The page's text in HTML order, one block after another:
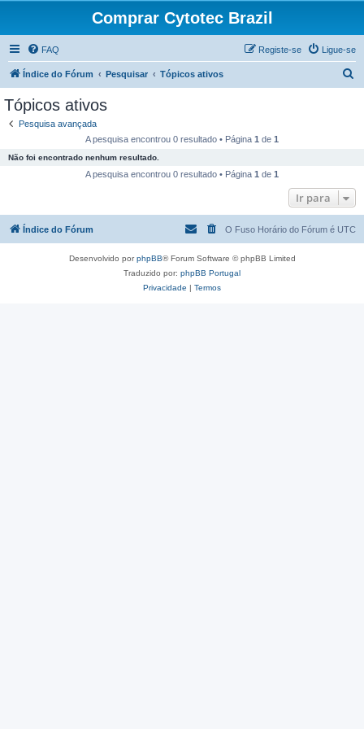
Comprar Cytotec Brazil
FAQ Ligue-se
Registe-se
Índice do Fórum Pesquisar Tópicos ativos
s
r
Tópicos ativos
Pesquisa avançada
A pesquisa encontrou 0 resultado • Página 1 de 1
Não foi encontrado nenhum resultado.
A pesquisa encontrou 0 resultado • Página 1 de 1
Ir para
Índice do Fórum O Fuso Horário do Fórum é UTC
Desenvolvido porphpBB® Forum Software © phpBB Limited
Traduzido por: phpBB Portugal
Privacidade | Termos